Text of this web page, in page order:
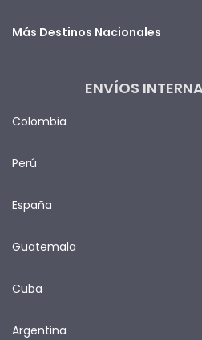
Más Destinos Nacionales
ENVÍOS
Colombia
Perú
España
Guatemala
Cuba
Argentina